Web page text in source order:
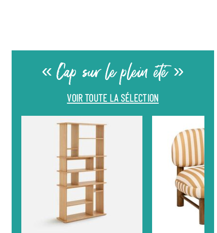
« Cap sur le plein été »
VOIR TOUTE LA SÉLECTION